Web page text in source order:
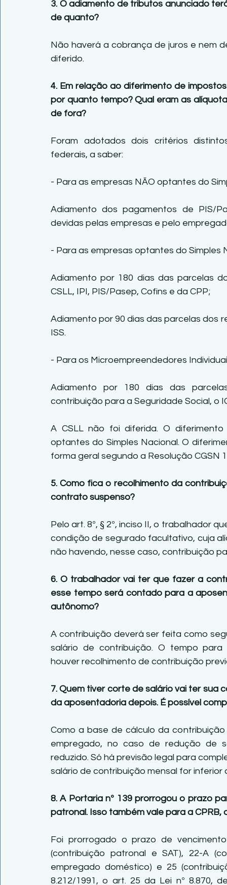
3. O adiamento de tributos anunciado
de quanto?
Não haverá a cobrança de juros e nem
diferido.
4. Em relação ao diferimento de
por quanto tempo? Qual eram as
de fora?
Foram adotados dois critérios
federais, a saber:
- Para as empresas NÃO optantes do
Adiamento dos pagamentos de PIS/
devidas pelas empresas e pelo
- Para as empresas optantes do Simples
Adiamento por 180 dias das parcelas
CSLL, IPI, PIS/Pasep, Cofins e da CPP;
Adiamento por 90 dias das parcelas dos
ISS.
- Para os Microempreendedores
Adiamento por 180 dias das
contribuição para a Seguridade Social, o
A CSLL não foi diferida. O
optantes do Simples Nacional. O
forma geral segundo a Resolução CGSN
5. Como fica o recolhimento da
contrato suspenso?
Pelo art. 8º, § 2º, inciso II, o trabalhador
condição de segurado facultativo, cuja
não havendo, nesse caso, contribuição
6. O trabalhador vai ter que fazer a
esse tempo será contado para a
autônomo?
A contribuição deverá ser feita como
salário de contribuição. O tempo
houver recolhimento de contribuição
7. Quem tiver corte de salário vai ter sua
da aposentadoria depois. É possível
Como a base de cálculo da
empregado, no caso de redução de
reduzido. Só há previsão legal para
salário de contribuição mensal for inferior
8. A Portaria nº 139 prorrogou o prazo
patronal. Isso também vale para a
Foi prorrogado o prazo de
(contribuição patronal e SAT), 22-A
empregado doméstico) e 25
8.212/1991, o art. 25 da Lei nº 8.870,